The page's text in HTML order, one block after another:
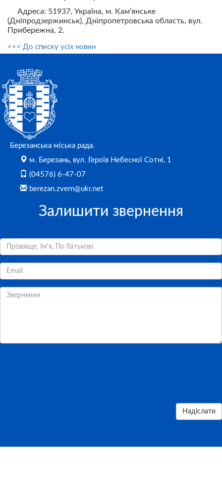
Адреса: 51937, Україна, м. Кам’янське
(Дніпродзержинськ), Дніпропетровська область, вул.
Прибережна, 2.
<<< До списку усіх новин
Березанська міська рада.
м. Березань, вул. Героїв Небесної Сотні, 1
(04576) 6-47-07
berezan.zvern@ukr.net
Залишити звернення
Надіслати